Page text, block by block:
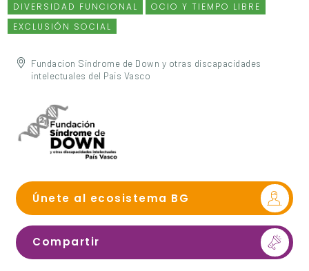
DIVERSIDAD FUNCIONAL
OCIO Y TIEMPO LIBRE
EXCLUSIÓN SOCIAL
Fundacion Sindrome de Down y otras discapacidades
intelectuales del Pais Vasco
Únete al ecosistema BG
Compartir